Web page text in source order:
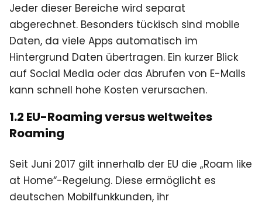
Jeder dieser Bereiche wird separat
abgerechnet. Besonders tückisch sind mobile
Daten, da viele Apps automatisch im
Hintergrund Daten übertragen. Ein kurzer Blick
auf Social Media oder das Abrufen von E-Mails
kann schnell hohe Kosten verursachen.
1.2 EU-Roaming versus weltweites
Roaming
Seit Juni 2017 gilt innerhalb der EU die „Roam like
at Home“-Regelung. Diese ermöglicht es
deutschen Mobilfunkkunden, ihr